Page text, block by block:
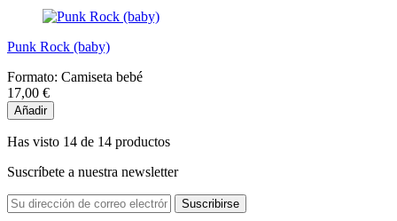
Punk Rock (baby)
Formato: Camiseta bebé
17,00 €
Añadir
Has visto 14 de 14 productos
Suscríbete a nuestra newsletter